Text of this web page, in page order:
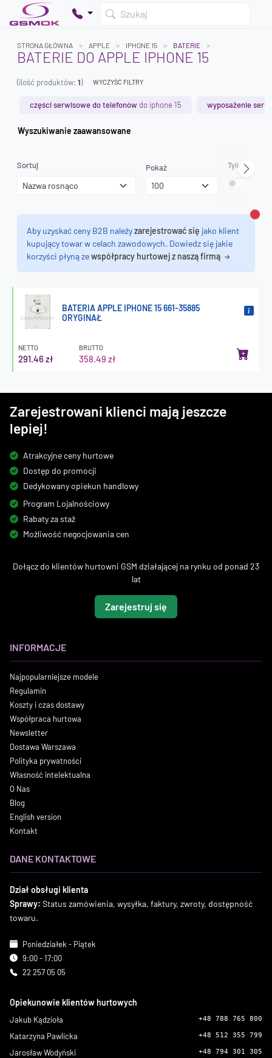
Szukaj
Twój koszyk jest pusty
STRONA GŁÓWNA APPLE IPHONE 15 BATERIE
BATERIE DO APPLE IPHONE 15
(ilość produktów: 1) WYCZYŚĆ FILTRY
części serwisowe do telefonów do iphone 15 wyposażenie
Wyszukiwanie zaawansowane
Sortuj Pokaż Tylko
Aby uzyskać ceny B2B należyzarejestrować się jako klient
kupujący towar w celach zawodowych. Dowiedz się jakie
korzyści płyną zewspółpracy hurtowej z naszą firmą
BATERIA APPLE IPHONE 15 661-35885
ORYGINAŁ
NETTO
291.46 zł
BRUTTO
358.49 zł
Zarejestrowani klienci mają jeszcze
lepiej!
Atrakcyjne ceny hurtowe
Dostęp do promocji
Dedykowany opiekun handlowy
Program Lojalnościowy
Rabaty za staż
Możliwość negocjowania cen
Dołącz do klientów hurtowni GSM działającej na rynku od ponad 23
lat
Zarejestruj się
INFORMACJE
Najpopularniejsze modele
Regulamin
Koszty i czas dostawy
Współpraca hurtowa
Newsletter
Dostawa Warszawa
Polityka prywatności
Własność intelektualna
O Nas
Blog
English version
Kontakt
DANE KONTAKTOWE
Dział obsługi klienta
Sprawy: Status zamówienia, wysyłka, faktury, zwroty, dostępność
towaru.
Poniedziałek - Piątek
9:00 - 17:00
22 257 05 05
Opiekunowie klientów hurtowych
Jakub Kądzioła +48 788 765 800
Katarzyna Pawlicka +48 512 355 799
Jarosław Wodyński +48 794 301 305